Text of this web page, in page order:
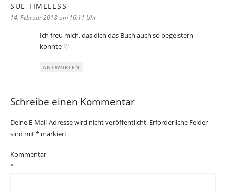
SUE TIMELESS
14. Februar 2018 um 16:11 Uhr
Ich freu mich, das dich das Buch auch so begeistern
konnte ♡
ANTWORTEN
Schreibe einen Kommentar
Deine E-Mail-Adresse wird nicht veröffentlicht. Erforderliche Felder
sind mit* markiert
Kommentar
*